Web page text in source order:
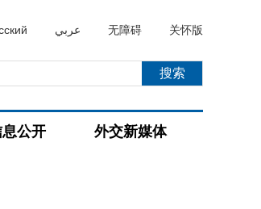
عربي 无障碍 关怀版
公开 外交新媒体